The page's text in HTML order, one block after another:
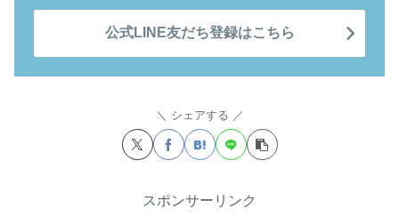
公式LINE友だち登録はこちら
シェアする
スポンサーリンク